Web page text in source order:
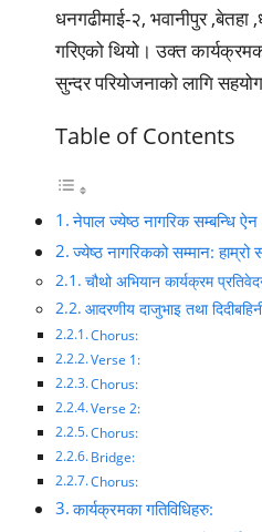
धनगढीमाई-२, भवानीपुर
गरिएको थियो। उक्त
सुन्दर परियोजनाको लागि
Table of Contents
नेपाल ज्येष्ठ नागरिक सम्बन्धि
ज्येष्ठ नागरिकको सम्मान:
चौथो अभियान कार्यक्रम
आदरणीय दाजुभाइ तथा
Chorus:
Verse 1:
Chorus:
Verse 2:
Chorus:
Bridge:
Chorus:
कार्यक्रमका गतिविधिहरु: